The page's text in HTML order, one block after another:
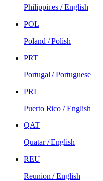
Philippines / English
POL
Poland / Polish
PRT
Portugal / Portuguese
PRI
Puerto Rico / English
QAT
Quatar / English
REU
Reunion / English